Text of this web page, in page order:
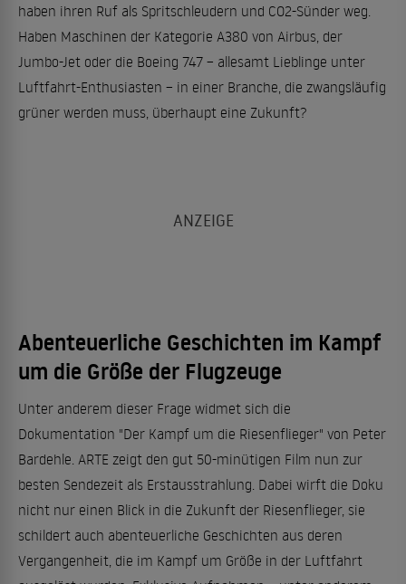
haben ihren Ruf als Spritschleudern und CO2-Sünder weg.
Haben Maschinen der Kategorie A380 von Airbus, der
Jumbo-Jet oder die Boeing 747 – allesamt Lieblinge unter
Luftfahrt-Enthusiasten – in einer Branche, die zwangsläufig
grüner werden muss, überhaupt eine Zukunft?
Abenteuerliche Geschichten im Kampf
um die Größe der Flugzeuge
Unter anderem dieser Frage widmet sich die
Dokumentation "Der Kampf um die Riesenflieger" von Peter
Bardehle. ARTE zeigt den gut 50-minütigen Film nun zur
besten Sendezeit als Erstausstrahlung. Dabei wirft die Doku
nicht nur einen Blick in die Zukunft der Riesenflieger, sie
schildert auch abenteuerliche Geschichten aus deren
Vergangenheit, die im Kampf um Größe in der Luftfahrt